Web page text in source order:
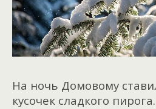
На ночь Домовому
кусочек сладкого пирога.